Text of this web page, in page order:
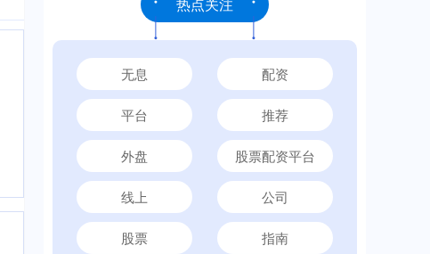
无息 配资
平台 推荐
外盘 股票配资平台
线上 公司
股票 指南